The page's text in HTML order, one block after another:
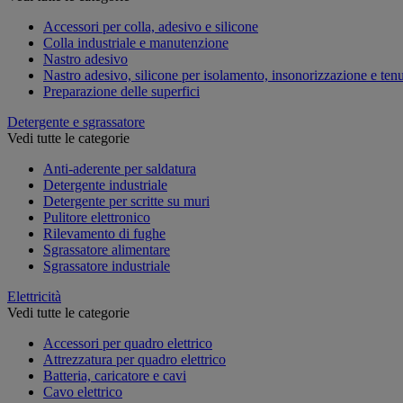
Accessori per colla, adesivo e silicone
Colla industriale e manutenzione
Nastro adesivo
Nastro adesivo, silicone per isolamento, insonorizzazione e
Preparazione delle superfici
Detergente e sgrassatore
Vedi tutte le categorie
Anti-aderente per saldatura
Detergente industriale
Detergente per scritte su muri
Pulitore elettronico
Rilevamento di fughe
Sgrassatore alimentare
Sgrassatore industriale
Elettricità
Vedi tutte le categorie
Accessori per quadro elettrico
Attrezzatura per quadro elettrico
Batteria, caricatore e cavi
Cavo elettrico